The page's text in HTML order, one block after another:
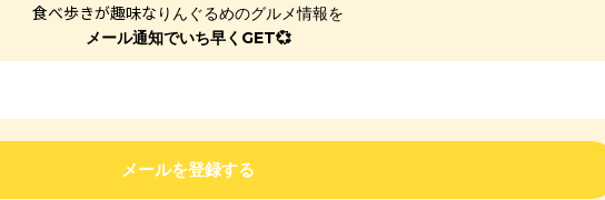
食べ歩きが趣味な りんぐるめのグルメ情報を
メール通知でいち早くGET💞